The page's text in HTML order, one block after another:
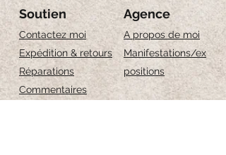
bien à un usage quotidien qu'à des occasions
spéciales.
Signification symbolique
: le péridot
représente la prospérité, le renouveau et la
protection, ce qui en fait un cadeau
significatif et unique.
Soutien
Contactez moi
Expédition & retours
Réparations
Commentaires
Agence
A propos de moi
Manifestations/ex
positions